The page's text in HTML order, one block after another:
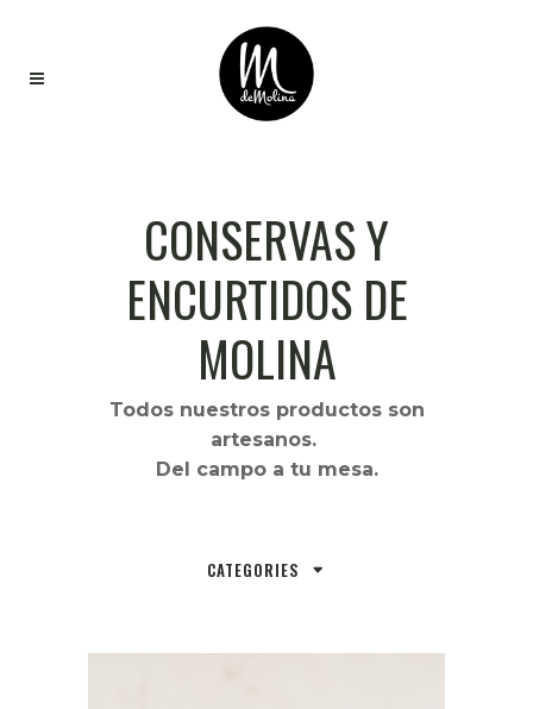
CONSERVAS Y
ENCURTIDOS DE
MOLINA
Todos nuestros productos son
artesanos.
Del campo a tu mesa.
CATEGORIES